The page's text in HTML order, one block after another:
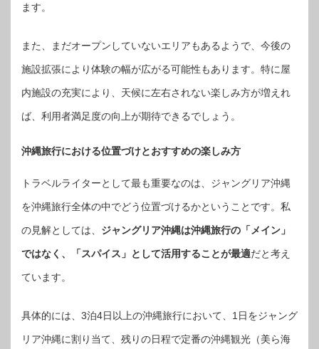
ます。
また、まだオープンしていないエリアもあるようで、今後の
施設拡張により体験の幅が広がる可能性もあります。特に屋
内施設の充実により、天候に左右されない楽しみ方が増えれ
ば、利用者満足度の向上が期待できるでしょう。
沖縄旅行における位置づけとおすすめの楽しみ方
トラベルライターとして最も重要なのは、ジャングリア沖縄
を沖縄旅行全体の中でどう位置づけるかということです。私
の見解としては、 ジャングリア沖縄は沖縄旅行の「メイン」
ではなく、「スパイス」として活用することが最適だと考え
ています。
具体的には、3泊4日以上の沖縄旅行において、1日をジャング
リア沖縄に割り当て、残りの日程で定番の沖縄観光（美ら海